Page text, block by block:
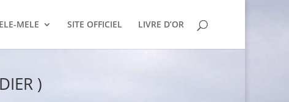
MELE SITE OFFICIEL LIVRE D’OR
)